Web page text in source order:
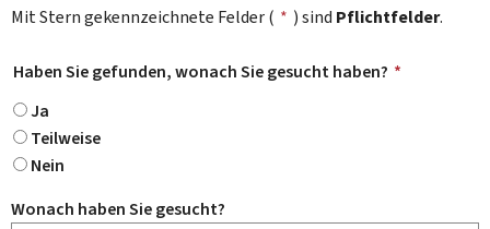
Mit Stern gekennzeichnete Felder ( * ) sind Pflichtfelder.
Haben Sie gefunden, wonach Sie gesucht haben? *
Ja
Teilweise
Nein
Wonach haben Sie gesucht?